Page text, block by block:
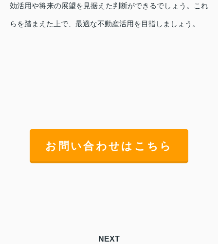
効活用や将来の展望を見据えた判断ができるでしょう。これ
らを踏まえた上で、最適な不動産活用を目指しましょう。
お問い合わせはこちら
NEXT